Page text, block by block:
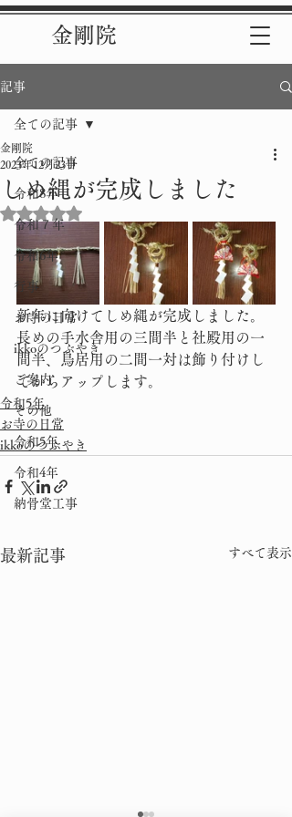
金剛院
記事
全ての記事
令和8年
令和７年
令和6年
行事
お寺の日常
ikkoのつぶやき
ご案内
その他
令和5年
令和4年
納骨堂工事
全ての記事
しめ縄が完成しました
金剛院
2023年12月23日
5つ星のうちNaNと評価されています。
新年に向けてしめ縄が完成しました。
長めの手水舎用の三間半と社殿用の一
間半、鳥居用の二間一対は飾り付けし
てからアップします。
令和5年
お寺の日常
ikkoのつぶやき
最新記事 すべて表示